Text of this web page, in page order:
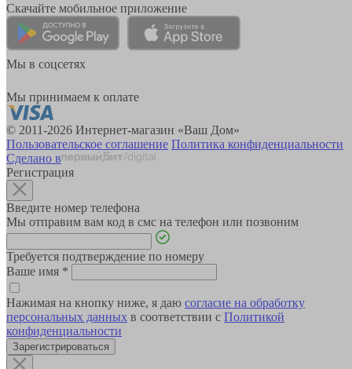
Скачайте мобильное приложение
Мы в соцсетях
Мы принимаем к оплате
© 2011-2026 Интернет-магазин «Ваш Дом»
Пользовательское соглашение Политика конфиденциальности
Сделано в
Регистрация
Введите номер телефона
Мы отправим вам код в смс на телефон или позвоним
Требуется подтверждение по номеру
Ваше имя *
Нажимая на кнопку ниже, я даю согласие на обработку
персональных данных в соответствии с Политикой
конфиденциальности
Зарегистрироваться